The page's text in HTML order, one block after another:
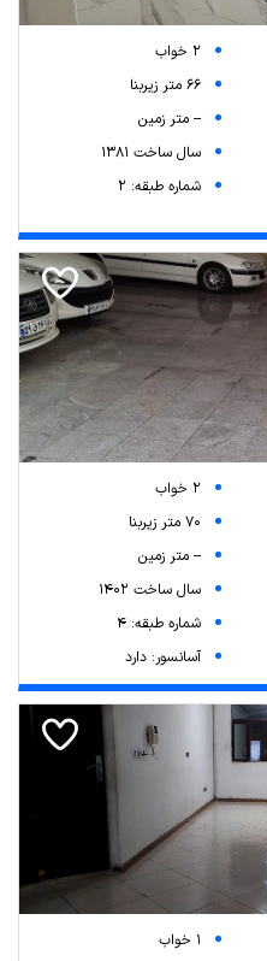
2 خواب
66 متر زیربنا
-- متر زمین
سال ساخت 1381
شماره طبقه: 2
2 خواب
70 متر زیربنا
-- متر زمین
سال ساخت 1402
شماره طبقه: 4
آسانسور: دارد
1 خواب